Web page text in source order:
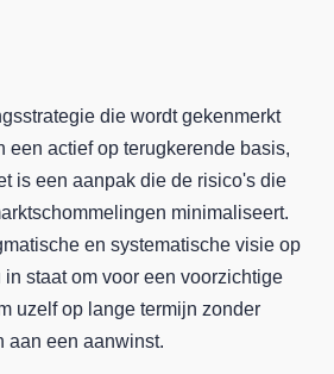
die wordt gekenmerkt
een actief op terugkerende basis,
is een aanpak die de risico's die
minimaliseert.
en systematische visie op
in staat om voor een voorzichtige
uzelf op lange termijn zonder
aan een aanwinst.